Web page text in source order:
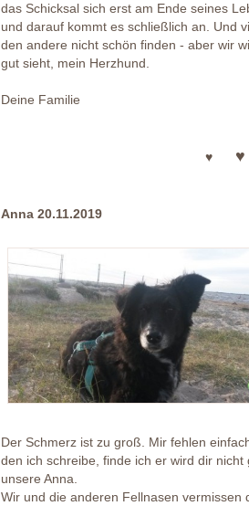
das Schicksal sich erst am Ende seines
und darauf kommt es schließlich an. Und
den andere nicht schön finden - aber wir
gut sieht, mein Herzhund.
Deine Familie
♥
Anna 20.11.2019
Der Schmerz ist zu groß. Mir fehlen
den ich schreibe, finde ich er wird dir nicht
unsere Anna.
Wir und die anderen Fellnasen vermissen